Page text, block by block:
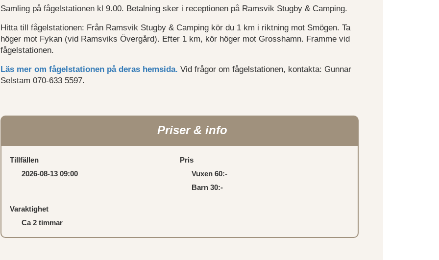
Samling på fågelstationen kl 9.00. Betalning sker i receptionen på Ramsvik Stugby & Camping.
Hitta till fågelstationen: Från Ramsvik Stugby & Camping kör du 1 km i riktning mot Smögen. Ta
höger mot Fykan (vid Ramsviks Övergård). Efter 1 km, kör höger mot Grosshamn. Framme vid
fågelstationen.
Läs mer om fågelstationen på deras hemsida. Vid frågor om fågelstationen, kontakta: Gunnar
Selstam 070-633 5597.
Priser & info
Tillfällen
2026-08-13 09:00
Pris
Vuxen 60:-
Barn 30:-
Varaktighet
Ca 2 timmar